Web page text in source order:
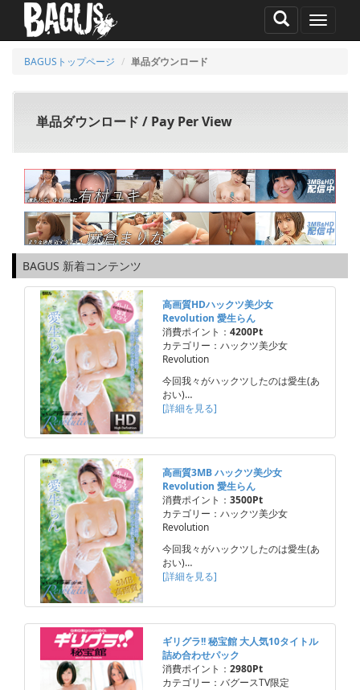
MENU
BAGUSトップページ 単品ダウンロード
単品ダウンロード / Pay Per View
BAGUS 新着コンテンツ
高画質HDハックツ美少女
Revolution 愛生らん
消費ポイント： 4200Pt
カテゴリー：ハックツ美少女
Revolution
今回我々がハックツしたのは愛生(あ
おい)…
[詳細を見る]
高画質3MB ハックツ美少女
Revolution 愛生らん
消費ポイント： 3500Pt
カテゴリー：ハックツ美少女
Revolution
今回我々がハックツしたのは愛生(あ
おい)…
[詳細を見る]
ギリグラ!! 秘宝館 大人気10タイトル
詰め合わせパック
消費ポイント： 2980Pt
カテゴリー：バグースTV限定